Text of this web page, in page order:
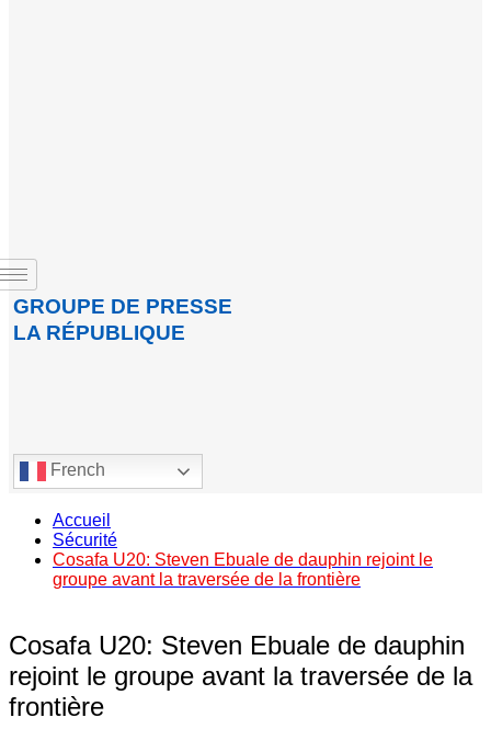
GROUPE DE PRESSE
LA RÉPUBLIQUE
French
Accueil
Sécurité
Cosafa U20: Steven Ebuale de dauphin rejoint le
groupe avant la traversée de la frontière
Cosafa U20: Steven Ebuale de dauphin
rejoint le groupe avant la traversée de la
frontière